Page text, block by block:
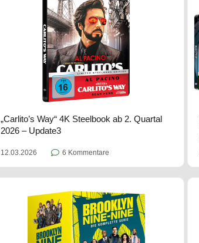
„Carlito’s Way“ 4K Steelbook ab 2. Quartal
2026 – Update3
12.03.2026 6 Kommentare